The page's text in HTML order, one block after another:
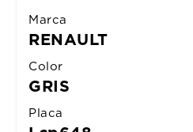
Marca
RENAULT
Color
GRIS
Placa